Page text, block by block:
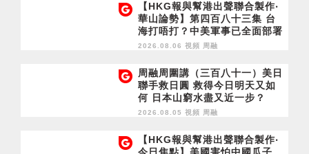
【HKG報與幫港出聲聯合製作‧
華山論勢】第四百八十三集 台
海打唔打？中美軍事已全面部署
2028年1月台灣選舉是臨界點？
2026.08.06 視頻 周融
周融周圍講（三百八十一）美日
聯手救日圓 救得今日明天又如
何 日本山窮水盡又近一步？
2026.08.05 視頻 周融
【HKG報與幫港出聲聯合製作‧